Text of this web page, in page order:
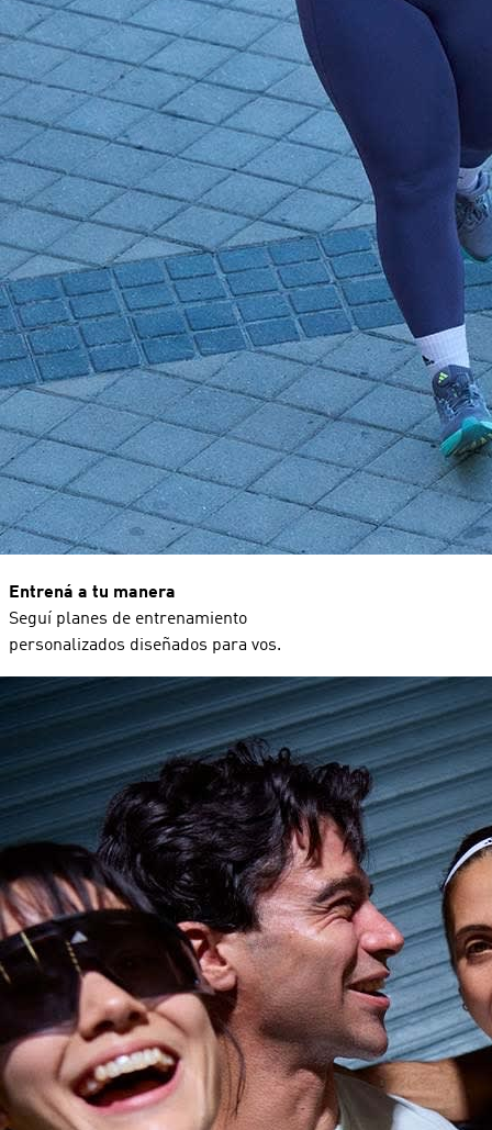
Entrená a tu manera
Seguí planes de entrenamiento
personalizados diseñados para vos.